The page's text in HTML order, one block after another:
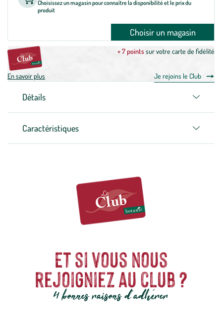
Choisissez un magasin pour connaître la disponibilité et le prix du
produit
Choisir un magasin
+ 7 pointssur votre carte de fidélité
En savoir plus Je rejoins le Club
Détails
Caractéristiques
Et si vous nous
rejoigniez au club ?
4 bonnes raisons d'adhérer